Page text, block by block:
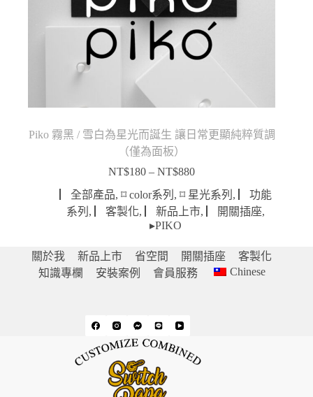
Piko 霧黑 / 雪白為星光而誕生 讓日常更顯純粹質調
（僅為面板）
NT$180 – NT$880價
格
範
到
NT$880
▏全部產品,⌑ color系列 ,⌑ 星光系列 ,
▏功能
系列 , ▏客製化, ▏新品上市, ▏開關插座,
▸PIKO
關於我 新品上市 省空間 開關插座
客製化
知識專欄
安裝案例 會員服務 Chinese